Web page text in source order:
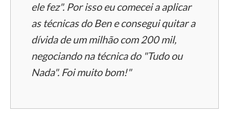
ele fez". Por isso eu comecei a aplicar
as técnicas do Ben e consegui quitar a
dívida de um milhão com 200 mil,
negociando na técnica do "Tudo ou
Nada". Foi muito bom!"